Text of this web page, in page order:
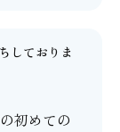
しておりま
初めての